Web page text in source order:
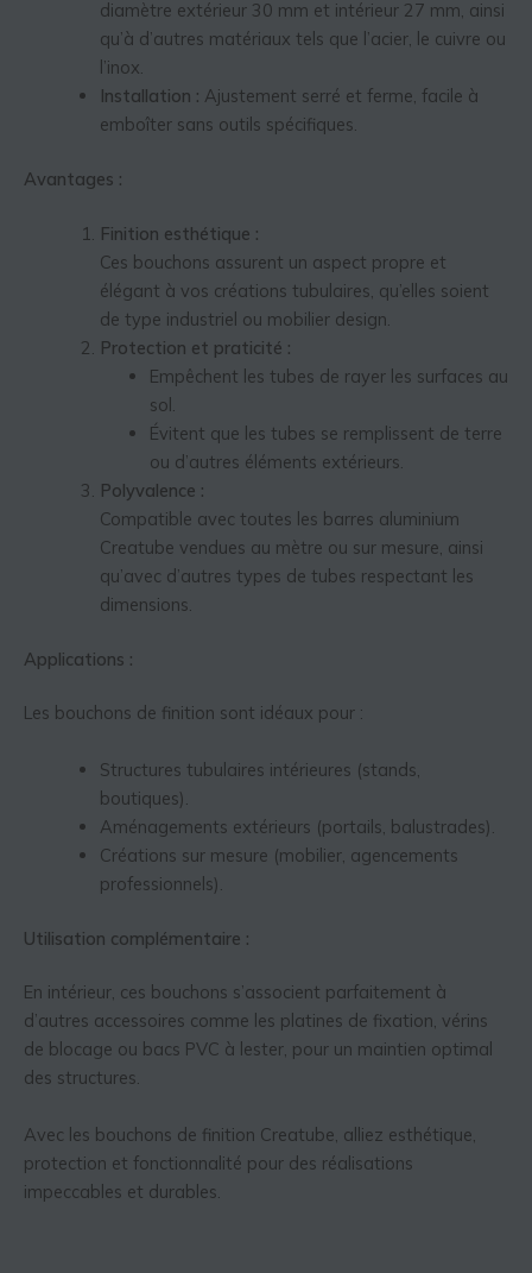
diamètre extérieur 30 mm et intérieur 27 mm, ainsi
qu’à d’autres matériaux tels que l’acier, le cuivre ou
l’inox.
Installation : Ajustement serré et ferme, facile à
emboîter sans outils spécifiques.
Avantages :
Finition esthétique :
Ces bouchons assurent un aspect propre et
élégant à vos créations tubulaires, qu’elles soient
de type industriel ou mobilier design.
Protection et praticité :
Empêchent les tubes de rayer les surfaces au
sol.
Évitent que les tubes se remplissent de terre
ou d’autres éléments extérieurs.
Polyvalence :
Compatible avec toutes les barres aluminium
Creatube vendues au mètre ou sur mesure, ainsi
qu’avec d’autres types de tubes respectant les
dimensions.
Applications :
Les bouchons de finition sont idéaux pour :
Structures tubulaires intérieures (stands,
boutiques).
Aménagements extérieurs (portails, balustrades).
Créations sur mesure (mobilier, agencements
professionnels).
Utilisation complémentaire :
En intérieur, ces bouchons s’associent parfaitement à
d’autres accessoires comme les platines de fixation, vérins
de blocage ou bacs PVC à lester, pour un maintien optimal
des structures.
Avec les bouchons de finition Creatube, alliez esthétique,
protection et fonctionnalité pour des réalisations
impeccables et durables.